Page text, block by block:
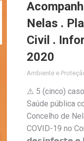
Nelas .
Civil .
2020
Ambiente e
⚠️ 5 (cinco)
Saúde pública
Concelho de
COVID-19 no